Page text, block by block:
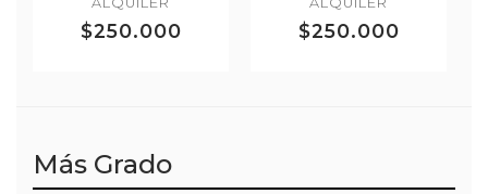
$250.000 $250.000
Más Grado